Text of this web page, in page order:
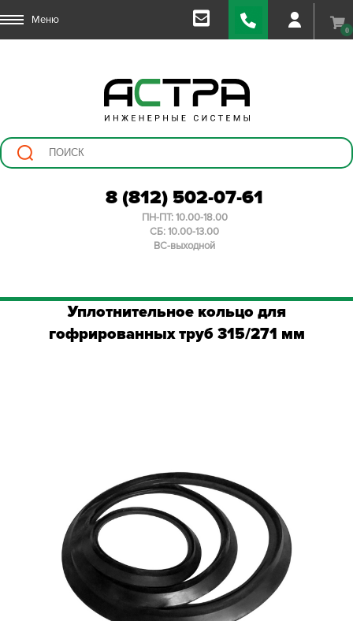
Меню
0
8 (812) 502-07-61
ПН-ПТ: 10.00-18.00
СБ: 10.00-13.00
ВС-выходной
Уплотнительное кольцо для
гофрированных труб 315/271 мм